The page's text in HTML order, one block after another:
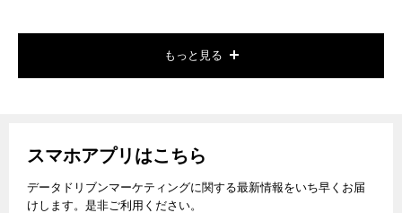
もっと見る
スマホアプリはこちら
データドリブンマーケティングに関する最新情報をいち早くお届
けします。是非ご利用ください。